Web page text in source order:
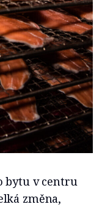
bytu v centru
změna,